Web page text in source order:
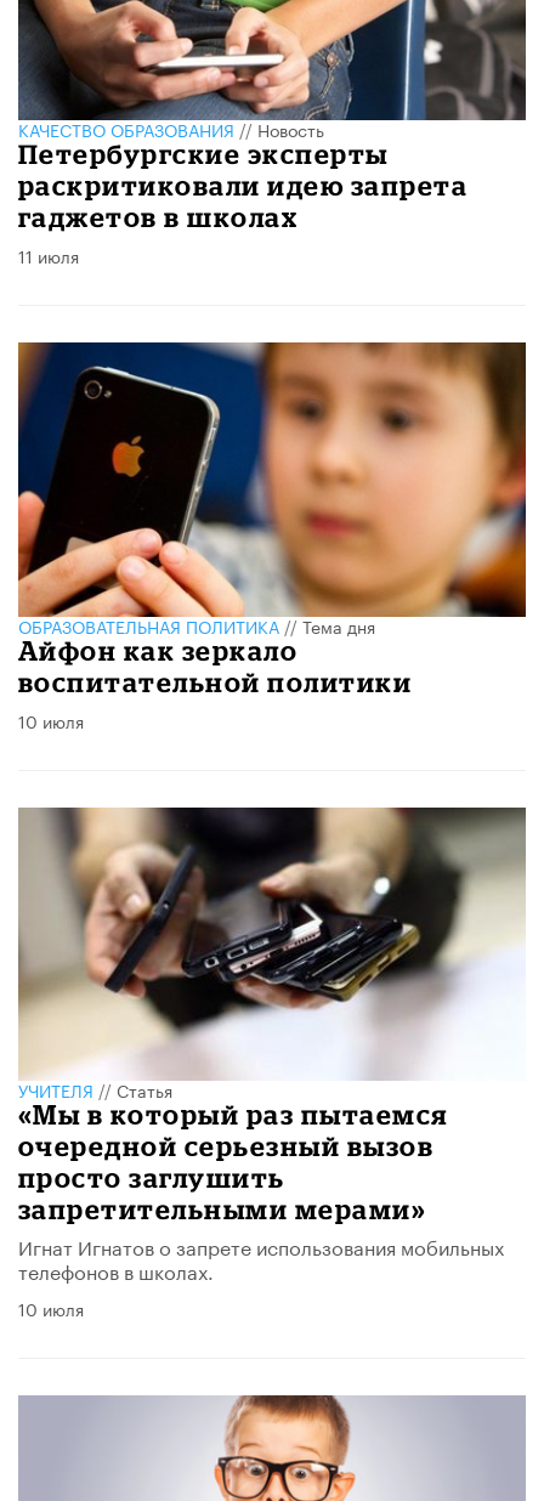
КАЧЕСТВО ОБРАЗОВАНИЯ//Новость
Петербургские эксперты
раскритиковали идею запрета
гаджетов в школах
11 июля
ОБРАЗОВАТЕЛЬНАЯ ПОЛИТИКА//Тема дня
​Айфон как зеркало
воспитательной политики
10 июля
УЧИТЕЛЯ // Статья
«Мы в который раз пытаемся
очередной серьезный вызов
просто заглушить
запретительными мерами»
Игнат Игнатов о запрете использования мобильных
телефонов в школах.
10 июля